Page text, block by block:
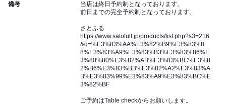
備考
当店は終日予約制となっております。
前日までの完全予約制となっております。
さとふる
https://www.satofull.jp/products/list.php?s3=216
&q=%E3%83%AA%E3%82%B9%E3%83%8
8%E3%83%A9%E3%83%B3%E3%83%86%E
3%80%80%E3%82%AB%E3%83%BC%E3%8
2%B6%E3%83%BB%E3%82%A2%E3%83%A
B%E3%83%99%E3%83%A9%E3%83%BC%E
3%82%BF
ご予約はTable checkからお願いします。